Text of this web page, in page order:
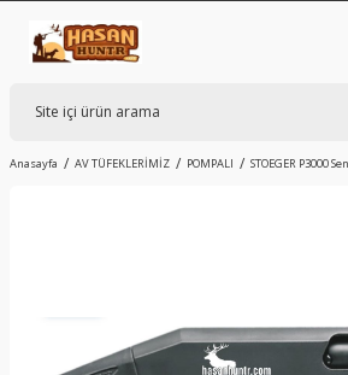
Anasayfa AV TÜFEKLERİMİZ POMPALI STOEGER P3000